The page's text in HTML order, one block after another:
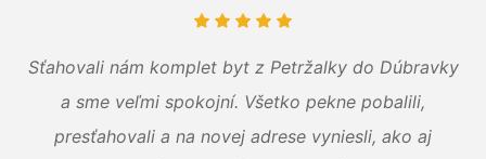
Sťahovali nám komplet byt z Petržalky do Dúbravky
a sme veľmi spokojní. Všetko pekne pobalili,
presťahovali a na novej adrese vyniesli, ako aj